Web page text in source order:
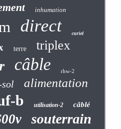
inhumation
direct curiel
terre triplex
câble rhw-2
sol alimentation
b utilisation-2 câblé
souterrain